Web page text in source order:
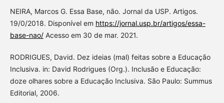
NEIRA, Marcos G. Essa Base, não. Jornal da USP. Artigos.
19/0/2018. Disponível em https://jornal.usp.br/artigos/essa-
base-nao/Acesso em 30 de mar. 2021.
RODRIGUES, David. Dez ideias (mal) feitas sobre a Educação
Inclusiva. in: David Rodrigues (Org.). Inclusão e Educação:
doze olhares sobre a Educação Inclusiva. São Paulo: Summus
Editorial, 2006.